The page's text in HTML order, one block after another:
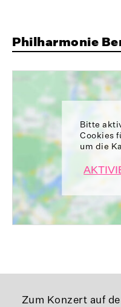
Philharmonie
Bitte
Cookies
um die
Zum Konzert auf